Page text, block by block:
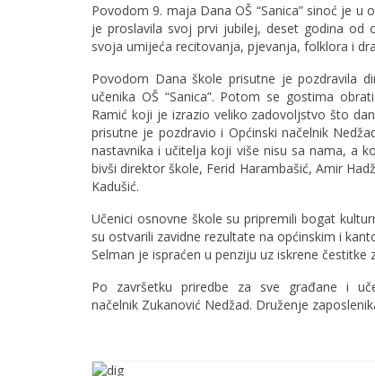
Povodom 9. maja Dana OŠ “Sanica” sinoć je u
je proslavila svoj prvi jubilej, deset godina od
svoja umijeća recitovanja, pjevanja, folklora i
Povodom Dana škole prisutne je pozdravila
učenika OŠ “Sanica”. Potom se gostima
Ramić koji je izrazio veliko zadovoljstvo što
prisutne je pozdravio i Općinski načelnik
nastavnika i učitelja koji više nisu sa nama, a
bivši direktor škole, Ferid Harambašić, Amir
Kadušić.
Učenici osnovne škole su pripremili bogat
su ostvarili zavidne rezultate na općinskim i
Selman je ispraćen u penziju uz iskrene čestitke
Po završetku priredbe za sve građane i
načelnik Zukanović Nedžad. Druženje